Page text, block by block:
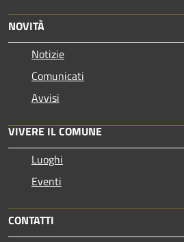
NOVITÀ
Notizie
Comunicati
Avvisi
VIVERE IL COMUNE
Luoghi
Eventi
CONTATTI